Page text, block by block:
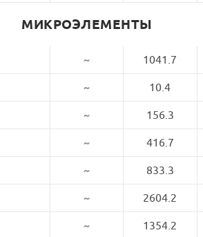
МИКРОЭЛЕМЕНТЫ
~ 1041.7
~ 10.4
~ 156.3
~ 416.7
~ 833.3
~ 2604.2
~ 1354.2